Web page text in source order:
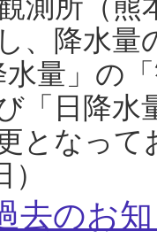
、降水
水量」の
「日降
となっ
去のお